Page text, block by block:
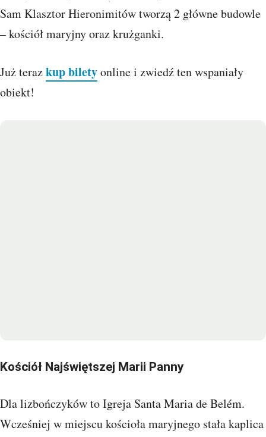
Sam Klasztor Hieronimitów tworzą 2 główne budowle
– kościół maryjny oraz krużganki.
Już terazkup biletyonline i zwiedź ten wspaniały
obiekt!
Kościół Najświętszej Marii Panny
Dla lizbończyków to Igreja Santa Maria de Belém.
Wcześniej w miejscu kościoła maryjnego stała kaplica